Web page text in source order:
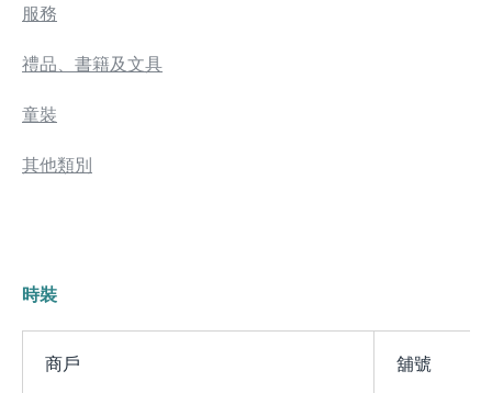
服務
禮品、書籍及文具
童裝
其他類別
時裝
商戶 舖號